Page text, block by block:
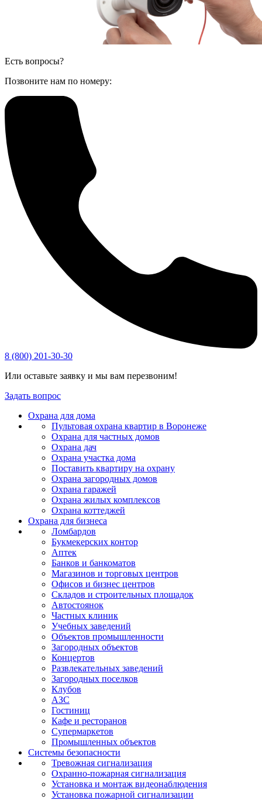
Есть вопросы?
Позвоните нам по номеру:
8 (800) 201-30-30
Или оставьте заявку и мы вам перезвоним!
Задать вопрос
Охрана для дома
Пультовая охрана квартир в Воронеже
Охрана для частных домов
Охрана дач
Охрана участка дома
Поставить квартиру на охрану
Охрана загородных домов
Охрана гаражей
Охрана жилых комплексов
Охрана коттеджей
Охрана для бизнеса
Ломбардов
Букмекерских контор
Аптек
Банков и банкоматов
Магазинов и торговых центров
Офисов и бизнес центров
Складов и строительных площадок
Автостоянок
Частных клиник
Учебных заведений
Объектов промышленности
Загородных объектов
Концертов
Развлекательных заведений
Загородных поселков
Клубов
АЗС
Гостиниц
Кафе и ресторанов
Супермаркетов
Промышленных объектов
Системы безопасности
Тревожная сигнализация
Охранно-пожарная сигнализация
Установка и монтаж видеонаблюдения
Установка пожарной сигнализации